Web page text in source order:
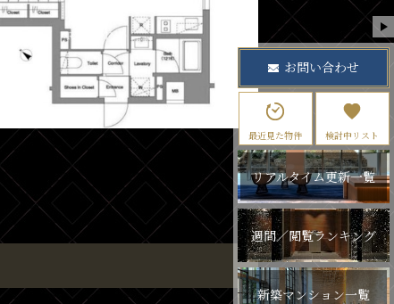
お問い合わせ
最近見た物件 検討中リスト
リアルタイム更新一覧
週間／閲覧ランキング
新築マンション一覧